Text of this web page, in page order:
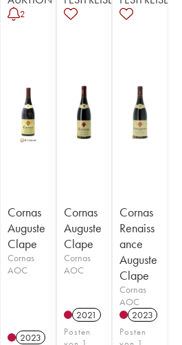
2
Cornas
Auguste
Clape
Cornas
AOC
2023
Cornas
Auguste
Clape
Cornas
AOC
2021
Posten
Cornas
Renaiss
ance
Auguste
Clape
Cornas
AOC
2023
Posten